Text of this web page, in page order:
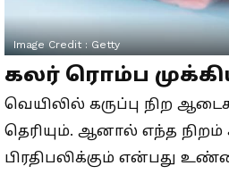
Image Credit :Getty
கலர் ரொம்ப
வெயிலில் கருப்பு நிற
தெரியும். ஆனால் எந்த
பிரதிபலிக்கும் என்பது